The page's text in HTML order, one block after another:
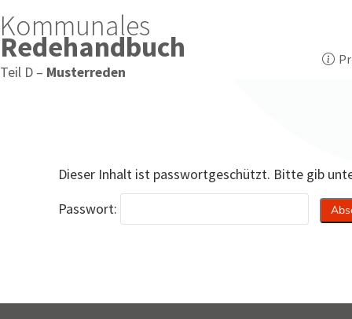
Kommunales
Redehandbuch
Teil D – Musterreden
Dieser Inhalt ist passwortgeschützt. Bitte gib
Passwort: